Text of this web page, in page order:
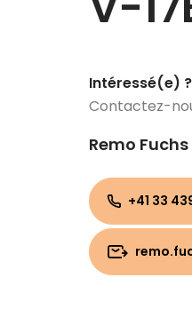
Intéressé(e) ?
Contactez-
Remo Fuchs
+41 33